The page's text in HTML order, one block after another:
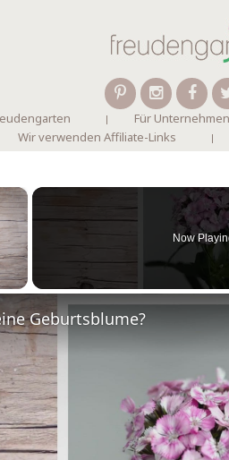
Für Unternehmen
Wir verwenden Affiliate-Links
×
Now
Geburtsblume?